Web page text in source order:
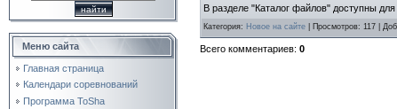
Меню сайта
Главная страница
Календари соревнований
Программа ToSha
В разделе "Каталог файлов" доступны
Категория: Новое на сайте Просмотров: 117 |
Всего комментариев: 0